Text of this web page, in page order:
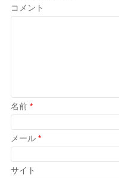
コメント
名前*
メール*
サイト